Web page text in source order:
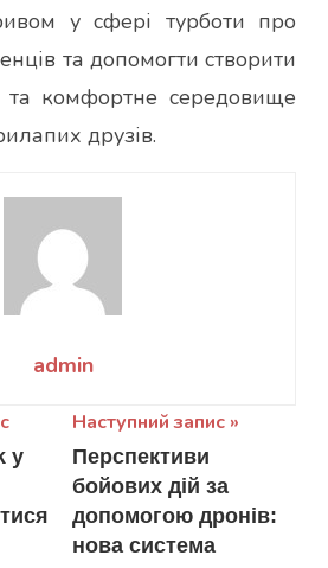
у сфері турботи про
та допомогти створити
та комфортне середовище
друзів.
admin
у
Наступний запис
Перспективи
бойових дій за
допомогою дронів:
нова система